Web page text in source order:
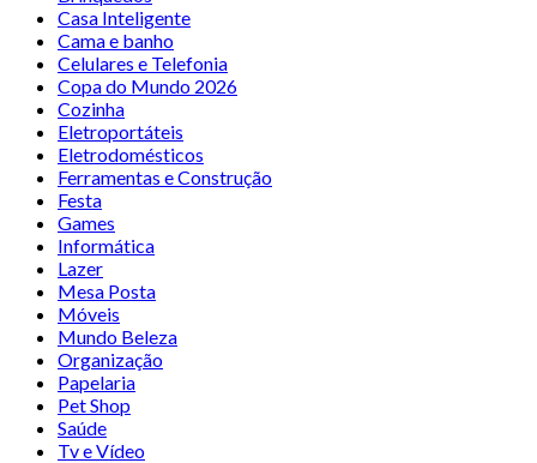
Casa Inteligente
Cama e banho
Celulares e Telefonia
Copa do Mundo 2026
Cozinha
Eletroportáteis
Eletrodomésticos
Ferramentas e Construção
Festa
Games
Informática
Lazer
Mesa Posta
Móveis
Mundo Beleza
Organização
Papelaria
Pet Shop
Saúde
Tv e Vídeo